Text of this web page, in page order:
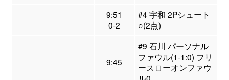
9:51
0-2
#4 宇和 2Pシュート
○(2点)
9:45
#9 石川 パーソナル
ファウル(1-1:0) フリ
ースローオンファウ